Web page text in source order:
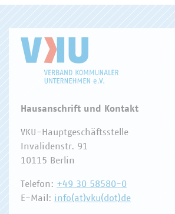
Hausanschrift und Kontakt
VKU-Hauptgeschäftsstelle
Invalidenstr. 91
10115 Berlin
Telefon: +49 30 58580-0
E-Mail: info(at)vku(dot)de